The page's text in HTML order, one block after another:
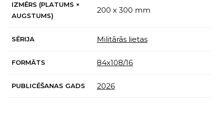
IZMĒRS (PLATUMS ×
AUGSTUMS)
200 x 300 mm
SĒRIJA Militārās lietas
FORMĀTS 84х108/16
PUBLICĒŠANAS GADS 2026